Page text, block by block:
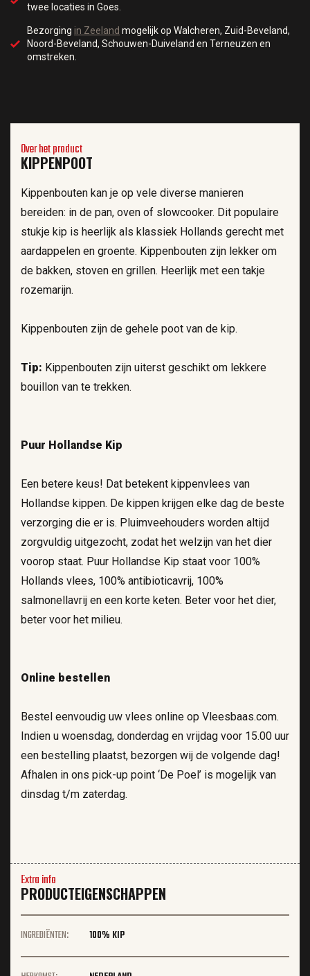
twee locaties in Goes.
Bezorging in Zeeland mogelijk op Walcheren, Zuid-Beveland,
Noord-Beveland, Schouwen-Duiveland en Terneuzen en
omstreken.
Over het product
KIPPENPOOT
Kippenbouten kan je op vele diverse manieren
bereiden: in de pan, oven of slowcooker. Dit populaire
stukje kip is heerlijk als klassiek Hollands gerecht met
aardappelen en groente. Kippenbouten zijn lekker om
de bakken, stoven en grillen. Heerlijk met een takje
rozemarijn.
Kippenbouten zijn de gehele poot van de kip.
Tip: Kippenbouten zijn uiterst geschikt om lekkere
bouillon van te trekken.
Puur Hollandse Kip
Een betere keus! Dat betekent kippenvlees van
Hollandse kippen. De kippen krijgen elke dag de beste
verzorging die er is. Pluimveehouders worden altijd
zorgvuldig uitgezocht, zodat het welzijn van het dier
voorop staat. Puur Hollandse Kip staat voor 100%
Hollands vlees, 100% antibioticavrij, 100%
salmonellavrij en een korte keten. Beter voor het dier,
beter voor het milieu.
Online bestellen
Bestel eenvoudig uw vlees online op Vleesbaas.com.
Indien u woensdag, donderdag en vrijdag voor 15.00 uur
een bestelling plaatst, bezorgen wij de volgende dag!
Afhalen in ons pick-up point ‘De Poel’ is mogelijk van
dinsdag t/m zaterdag.
Extra info
PRODUCTEIGENSCHAPPEN
INGREDIËNTEN: 100% KIP